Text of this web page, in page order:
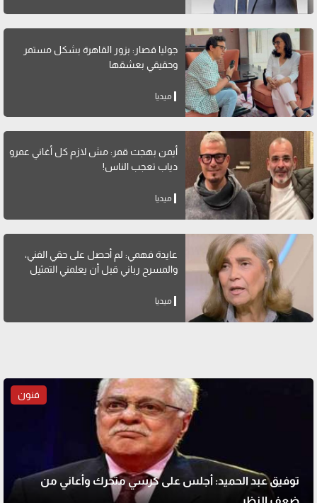
جوليا قصار: بزور القاهرة بشكل مستمر
وحقيقي بعشقها
ميديا
أيمن بهجت قمر: مش لازم كل أغاني عمرو
دياب تعجب الناس!
ميديا
عايدة فهمي: لم أحصل على حقي الفني،
والمسرح رباني قبل أن يعلمني التمثيل
ميديا
فنون
توفيق عبد الحميد: أجلس على كرسي متحرك وأعاني من